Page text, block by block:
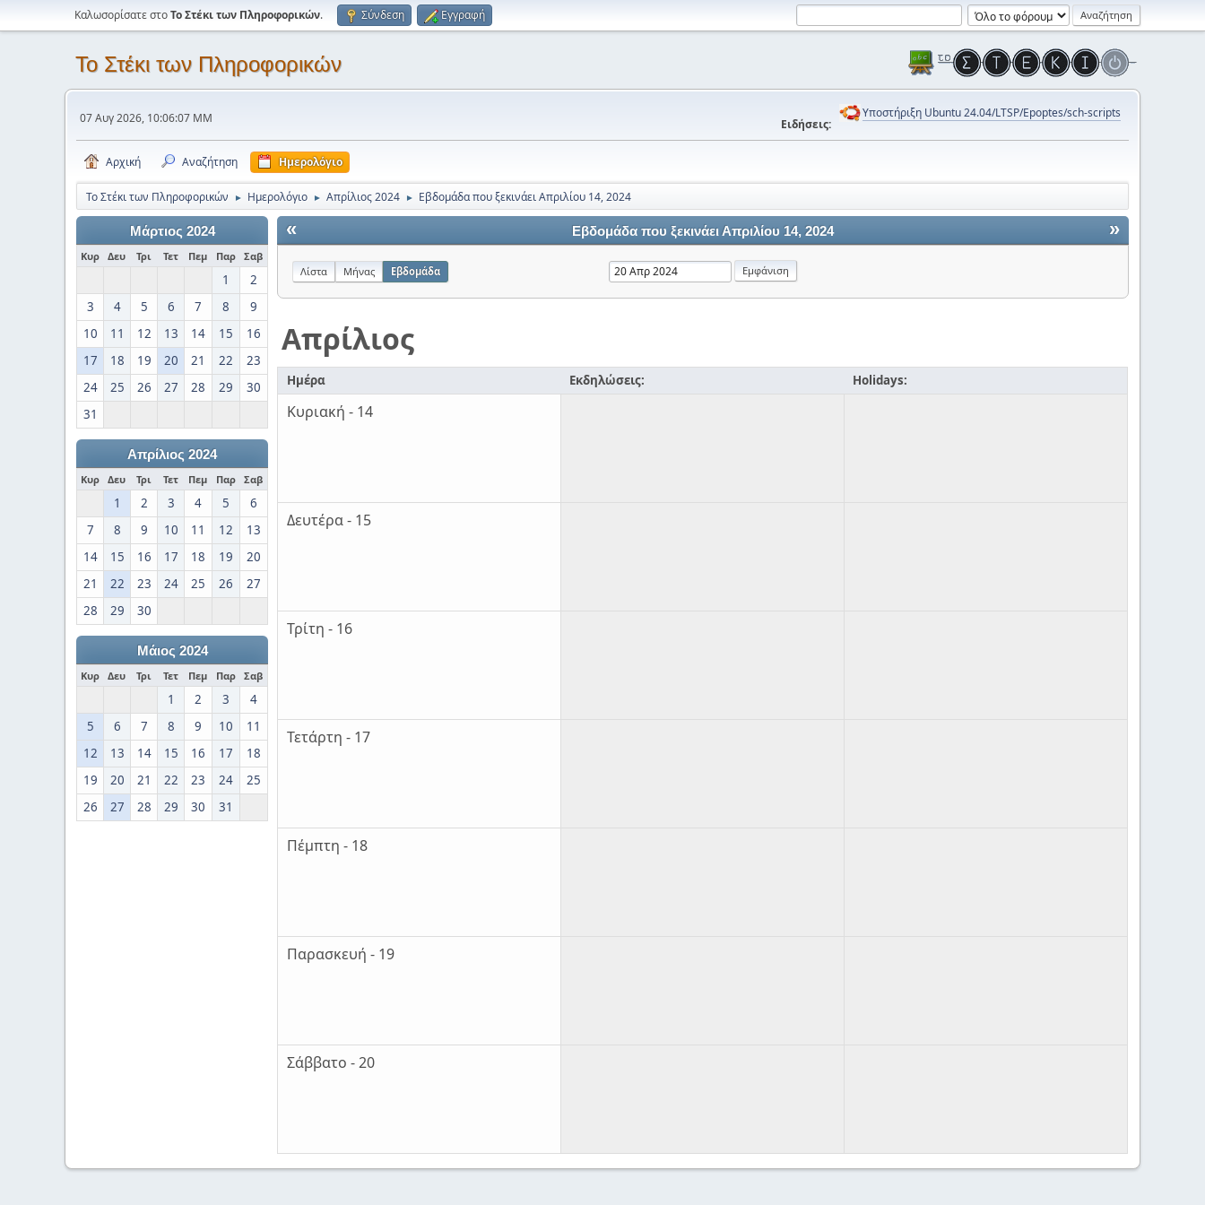
Καλωσορίσατε στοΤο Στέκι των Πληροφορικών. Σύνδεση Εγγραφή
Το Στέκι των Πληροφορικών
07 Αυγ 2026, 10:06:07 ΜΜ Ειδήσεις:
Υποστήριξη Ubuntu 24.04/LTSP/Epoptes/sch-scripts
Αρχική Αναζήτηση Ημερολόγιο
Το Στέκι των Πληροφορικών ► Ημερολόγιο ► Απρίλιος 2024 ► Εβδομάδα που ξεκινάει Απριλίου 14, 2024
Μάρτιος 2024
Κυρ Δευ Τρι Τετ Πεμ Παρ Σαβ
1
2
3
4 5 6 7 8
9
10
11 12 13 14 15
16
17
18 19 20 21 22
23
24
25 26 27 28 29
30
31
Απρίλιος 2024
Κυρ Δευ Τρι Τετ Πεμ Παρ Σαβ
1 2 3 4 5
6
7
8 9 10 11 12
13
14
15 16 17 18 19
20
21
22 23 24 25 26
27
28
29 30
Μάιος 2024
Κυρ Δευ Τρι Τετ Πεμ Παρ Σαβ
1 2 3
4
5
6 7 8 9 10
11
12
13 14 15 16 17
18
19
20 21 22 23 24
25
26
27 28 29 30 31
« »
Εβδομάδα που ξεκινάει Απριλίου 14, 2024
Λίστα Μήνας Εβδομάδα
Απρίλιος
Ημέρα Εκδηλώσεις: Holidays:
Κυριακή - 14
Δευτέρα - 15
Τρίτη - 16
Τετάρτη - 17
Πέμπτη - 18
Παρασκευή - 19
Σάββατο - 20